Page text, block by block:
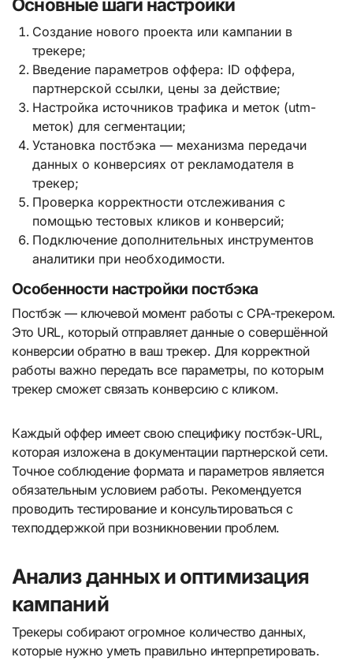
Основные шаги настройки
Создание нового проекта или кампании в
трекере;
Введение параметров оффера: ID оффера,
партнерской ссылки, цены за действие;
Настройка источников трафика и меток (utm-
меток) для сегментации;
Установка постбэка — механизма передачи
данных о конверсиях от рекламодателя в
трекер;
Проверка корректности отслеживания с
помощью тестовых кликов и конверсий;
Подключение дополнительных инструментов
аналитики при необходимости.
Особенности настройки постбэка
Постбэк — ключевой момент работы с CPA-трекером.
Это URL, который отправляет данные о совершённой
конверсии обратно в ваш трекер. Для корректной
работы важно передать все параметры, по которым
трекер сможет связать конверсию с кликом.
Каждый оффер имеет свою специфику постбэк-URL,
которая изложена в документации партнерской сети.
Точное соблюдение формата и параметров является
обязательным условием работы. Рекомендуется
проводить тестирование и консультироваться с
техподдержкой при возникновении проблем.
Анализ данных и оптимизация
кампаний
Трекеры собирают огромное количество данных,
которые нужно уметь правильно интерпретировать.